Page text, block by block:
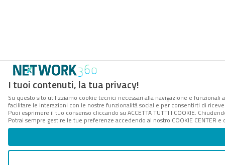
I tuoi contenuti, la tua privacy!
Su questo sito utilizziamo cookie tecnici necessari alla navigazione e
facilitare le interazioni con le nostre funzionalità social e per consentirti di
Puoi esprimere il tuo consenso cliccando su ACCETTA TUTTI I COOKIE.
Potrai sempre gestire le tue preferenze accedendo al nostro COOKIE